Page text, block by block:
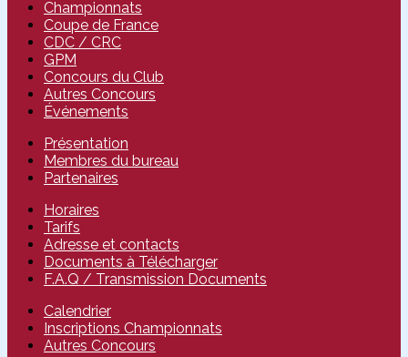
Championnats
Coupe de France
CDC / CRC
GPM
Concours du Club
Autres Concours
Événements
Présentation
Membres du bureau
Partenaires
Horaires
Tarifs
Adresse et contacts
Documents à Télécharger
F.A.Q / Transmission Documents
Calendrier
Inscriptions Championnats
Autres Concours